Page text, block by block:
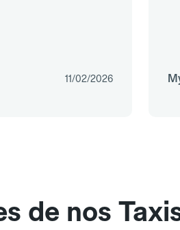
11/02/2026
de nos